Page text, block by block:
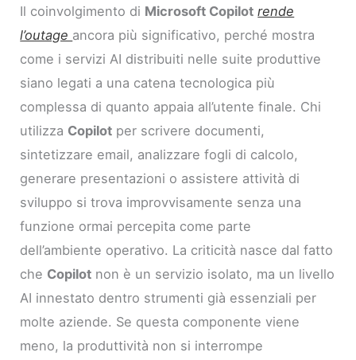
Il coinvolgimento di Microsoft Copilot rende
l’outage ancora più significativo, perché mostra
come i servizi AI distribuiti nelle suite produttive
siano legati a una catena tecnologica più
complessa di quanto appaia all’utente finale. Chi
utilizza Copilot per scrivere documenti,
sintetizzare email, analizzare fogli di calcolo,
generare presentazioni o assistere attività di
sviluppo si trova improvvisamente senza una
funzione ormai percepita come parte
dell’ambiente operativo. La criticità nasce dal fatto
che Copilot non è un servizio isolato, ma un livello
AI innestato dentro strumenti già essenziali per
molte aziende. Se questa componente viene
meno, la produttività non si interrompe